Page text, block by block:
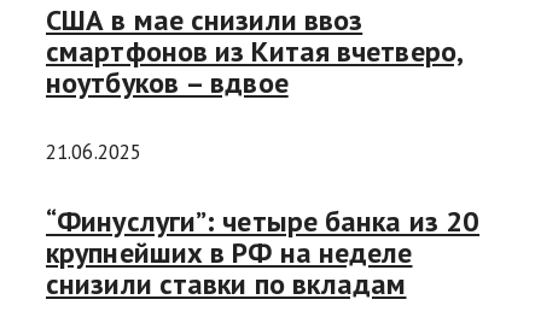
США в мае снизили ввоз
смартфонов из Китая вчетверо,
ноутбуков – вдвое
21.06.2025
“Финуслуги”: четыре банка из 20
крупнейших в РФ на неделе
снизили ставки по вкладам